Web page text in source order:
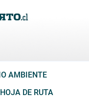
AMBIENTE
HOJA DE RUTA